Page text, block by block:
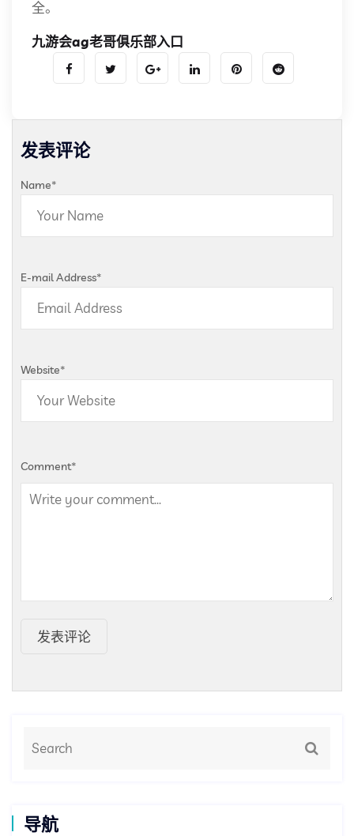
全。
九游会ag老哥俱乐部入口
发表评论
Name*
E-mail Address*
Website*
Comment*
发表评论
导航